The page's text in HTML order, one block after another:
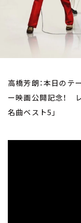
高橋芳朗：本日のテ
ー映画公開記念！
名曲ベスト5」